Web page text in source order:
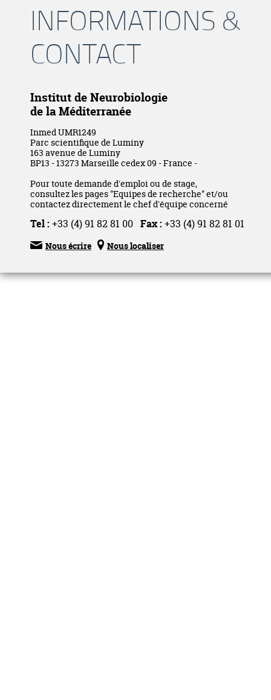
INFORMATIONS &
CONTACT
Institut de Neurobiologie
de la Méditerranée
Inmed UMR1249
Parc scientifique de Luminy
163 avenue de Luminy
BP13 - 13273 Marseille cedex 09 - France -
Pour toute demande d'emploi ou de stage,
consultez les pages "Equipes de recherche" et/ou
contactez directement le chef d'équipe concerné
Tel : +33 (4) 91 82 81 00 Fax : +33 (4) 91 82 81 01
 Nous écrire  Nous localiser